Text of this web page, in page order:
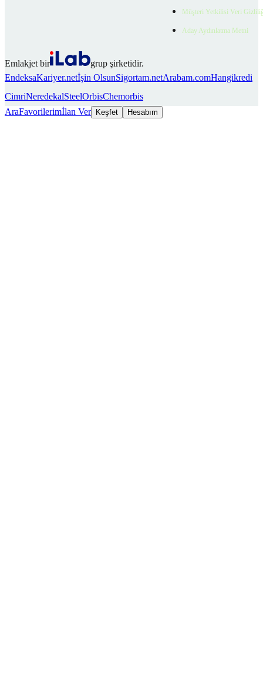
Müşteri Yetkilisi Veri
Aday Aydınlatma Metni
Emlakjet bir
grup şirketidir.
EndeksaKariyer.netİşin OlsunSigortam.netArabam.comHangikredi
CimriNeredekalSteelOrbisChemorbis
AraFavorilerimİlan Ver Keşfet Hesabım